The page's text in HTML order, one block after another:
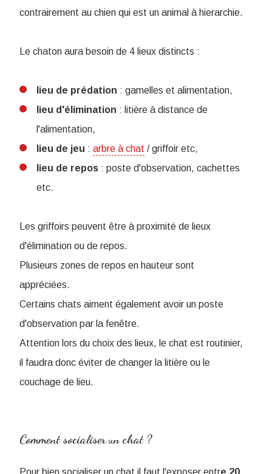
contrairement au chien qui est un animal à hierarchie.
Le chaton aura besoin de 4 lieux distincts :
lieu de prédation : gamelles et alimentation,
lieu d'élimination : litière à distance de
l'alimentation,
lieu de jeu : arbre à chat / griffoir etc,
lieu de repos : poste d'observation, cachettes
etc.
Les griffoirs peuvent être à proximité de lieux
d'élimination ou de repos.
Plusieurs zones de repos en hauteur sont
appréciées.
Certains chats aiment également avoir un poste
d'observation par la fenêtre.
Attention lors du choix des lieux, le chat est routinier,
il faudra donc éviter de changer la litière ou le
couchage de lieu.
Comment socialiser un chat ?